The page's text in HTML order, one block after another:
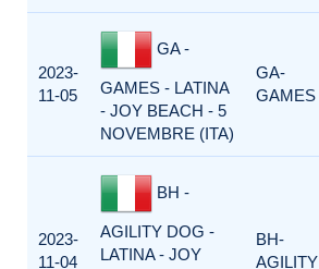
2023-
11-05
GA -
GAMES - LATINA
- JOY BEACH - 5
NOVEMBRE (ITA)
GA-
GAMES
2023-
11-04
BH -
AGILITY DOG -
LATINA - JOY
BH-
AGILITY